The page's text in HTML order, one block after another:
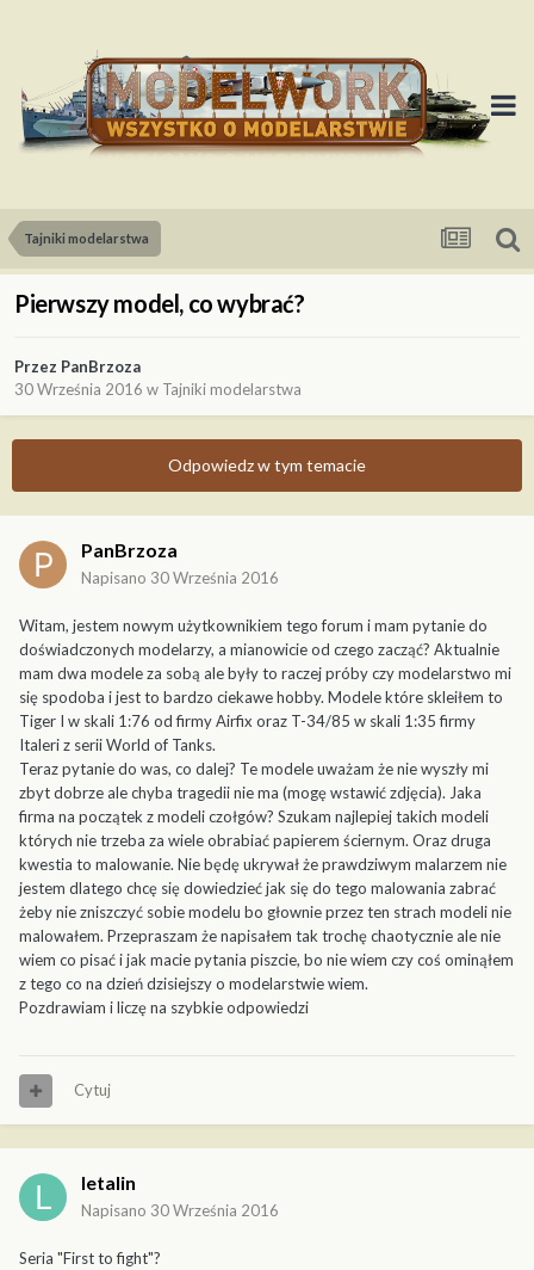
Tajniki modelarstwa
Pierwszy model, co wybrać?
Przez PanBrzoza
30 Września 2016 w Tajniki modelarstwa
Odpowiedz w tym temacie
PanBrzoza
Napisano 30 Września 2016
Witam, jestem nowym użytkownikiem tego forum i mam pytanie do
doświadczonych modelarzy, a mianowicie od czego zacząć? Aktualnie
mam dwa modele za sobą ale były to raczej próby czy modelarstwo mi
się spodoba i jest to bardzo ciekawe hobby. Modele które skleiłem to
Tiger I w skali 1:76 od firmy Airfix oraz T-34/85 w skali 1:35 firmy
Italeri z serii World of Tanks.
Teraz pytanie do was, co dalej? Te modele uważam że nie wyszły mi
zbyt dobrze ale chyba tragedii nie ma (mogę wstawić zdjęcia). Jaka
firma na początek z modeli czołgów? Szukam najlepiej takich modeli
których nie trzeba za wiele obrabiać papierem ściernym. Oraz druga
kwestia to malowanie. Nie będę ukrywał że prawdziwym malarzem nie
jestem dlatego chcę się dowiedzieć jak się do tego malowania zabrać
żeby nie zniszczyć sobie modelu bo głownie przez ten strach modeli nie
malowałem. Przepraszam że napisałem tak trochę chaotycznie ale nie
wiem co pisać i jak macie pytania piszcie, bo nie wiem czy coś ominąłem
z tego co na dzień dzisiejszy o modelarstwie wiem.
Pozdrawiam i liczę na szybkie odpowiedzi
Cytuj
letalin
Napisano 30 Września 2016
Seria "First to fight"?